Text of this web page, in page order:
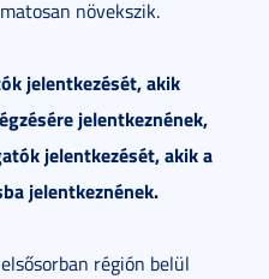
növekszik.
jelentkezését, akik
jelentkeznének,
jelentkezését, akik a
jelentkeznének.
régión belül